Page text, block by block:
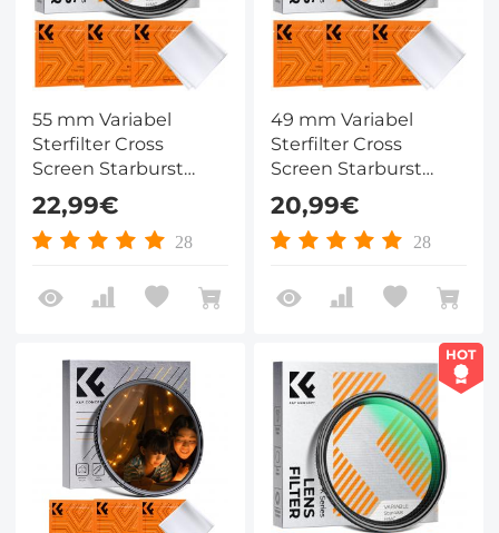
55 mm Variabel
Sterfilter Cross
Screen Starburst
Filter met 18 Laags
Coating Ultraslank
Optisch Glas
Serie
22,99€
28
49 mm Variabel
Sterfilter Cross
Screen Starburst
Filter met 18 Laags
Coating Ultraslank
Optisch Glas
Serie
20,99€
28
HOT